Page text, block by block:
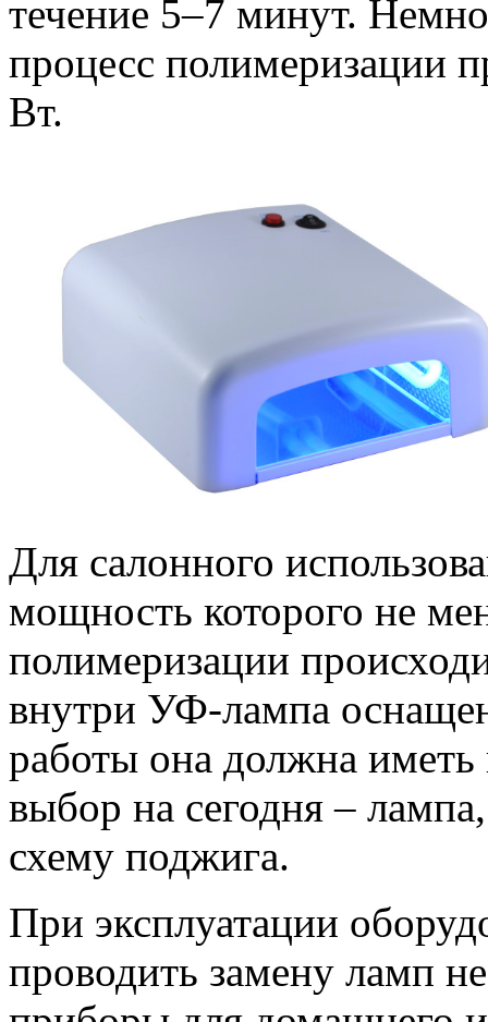
течение 5–7 минут.
процесс полимеризации
Вт.
Для салонного
мощность которого не
полимеризации
внутри УФ-лампа
работы она должна
выбор на сегодня –
схему поджига.
При эксплуатации
проводить замену ламп